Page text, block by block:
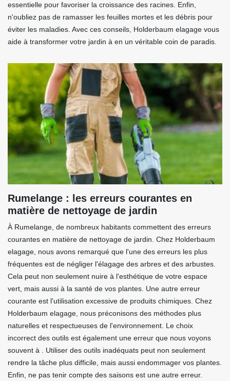
essentielle pour favoriser la croissance des racines. Enfin,
n'oubliez pas de ramasser les feuilles mortes et les débris pour
éviter les maladies. Avec ces conseils, Holderbaum elagage vous
aide à transformer votre jardin à en un véritable coin de paradis.
Rumelange : les erreurs courantes en
matière de nettoyage de jardin
À Rumelange, de nombreux habitants commettent des erreurs
courantes en matière de nettoyage de jardin. Chez Holderbaum
elagage, nous avons remarqué que l'une des erreurs les plus
fréquentes est de négliger l'élagage des arbres et des arbustes.
Cela peut non seulement nuire à l'esthétique de votre espace
vert, mais aussi à la santé de vos plantes. Une autre erreur
courante est l'utilisation excessive de produits chimiques. Chez
Holderbaum elagage, nous préconisons des méthodes plus
naturelles et respectueuses de l'environnement. Le choix
incorrect des outils est également une erreur que nous voyons
souvent à . Utiliser des outils inadéquats peut non seulement
rendre la tâche plus difficile, mais aussi endommager vos plantes.
Enfin, ne pas tenir compte des saisons est une autre erreur.